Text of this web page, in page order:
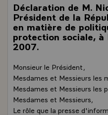
Déclaration de M.
Président de la
en matière de
protection sociale,
2007.
Monsieur le Président,
Mesdames et Messieurs les
Mesdames et Messieurs les
Mesdames et Messieurs,
Le rôle que la presse